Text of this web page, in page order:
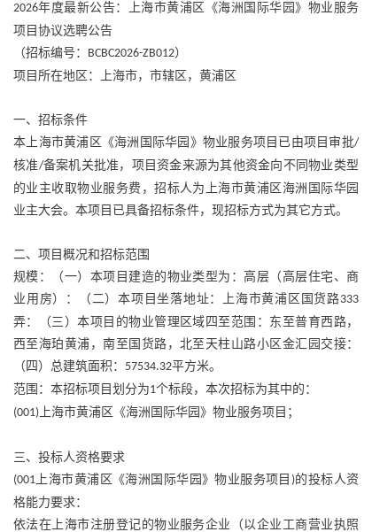
2026年度最新公告：
上海市黄浦区《海洲国际华园》物业服务
项目协议选聘公告
（招标编号： BCBC2026-ZB012）
项目所在地区：上海市，市辖区，黄浦区
一、招标条件
本上海市黄浦区《海洲国际华园》物业服务项目已由项目审批/
核准/备案机关批准，项目资金来源为其他资金向不同物业类型
的业主收取物业服务费，招标人为上海市黄浦区海洲国际华园
业主大会。本项目已具备招标条件，现招标方式为其它方式。
二、项目概况和招标范围
规模：（一）本项目建造的物业类型为：高层（高层住宅、商
业用房）：（二）本项目坐落地址：上海市黄浦区国货路333
弄：（三）本项目的物业管理区域四至范围：东至普育西路，
西至海珀黄浦，南至国货路，北至天柱山路小区金汇园交接：
（四）总建筑面积： 57534.32平方米。
范围：本招标项目划分为1个标段，本次招标为其中的：
(001) 上海市黄浦区《海洲国际华园》物业服务项目；
三、投标人资格要求
(001 上海市黄浦区《海洲国际华园》物业服务项目 )的投标人资
格能力要求：
依法在上海市注册登记的物业服务企业（以企业工商营业执照